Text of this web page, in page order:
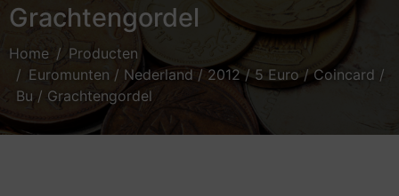
Grachtengordel
Home
Producten
Euromunten / Nederland / 2012 / 5 Euro / Coincard /
Bu / Grachtengordel